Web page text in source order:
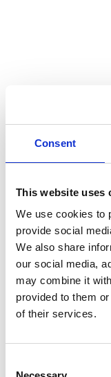
Consent
This website uses
We use cookies to
provide social
We also share
our social media,
may combine it
provided to them
of their services.